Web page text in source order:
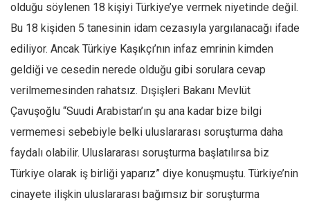
Bağdagül Öz
Esra Elönü
» Yazar arşivi
Bu Sayı
Tüm Sayılar
Kategoriler
Kültür Sanat
Kitap
Karisi kitap sualleri
olduğu söylenen 18 kişiyi Türkiye’ye vermek niyetinde değil.
Bu 18 kişiden 5 tanesinin idam cezasıyla yargılanacağı ifade
ediliyor. Ancak Türkiye Kaşıkçı’nın infaz emrinin kimden
geldiği ve cesedin nerede olduğu gibi sorulara cevap
verilmemesinden rahatsız. Dışişleri Bakanı Mevlüt
Çavuşoğlu “Suudi Arabistan’ın şu ana kadar bize bilgi
vermemesi sebebiyle belki uluslararası soruşturma daha
faydalı olabilir. Uluslararası soruşturma başlatılırsa biz
Türkiye olarak iş birliği yaparız” diye konuşmuştu. Türkiye’nin
cinayete ilişkin uluslararası bağımsız bir soruşturma